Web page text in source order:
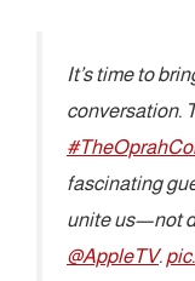
It’s time to
conversation.
fascinating
unite us—not
@AppleTV.